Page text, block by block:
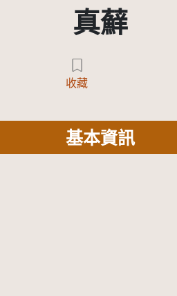
真蘚
收藏
基本資訊